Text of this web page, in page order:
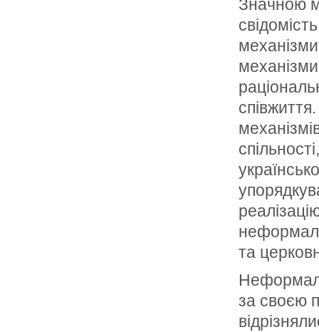
Значною
та
за своєю